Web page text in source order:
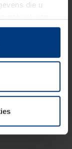
die u
op uw
alle andere
Uw
uitleg van de